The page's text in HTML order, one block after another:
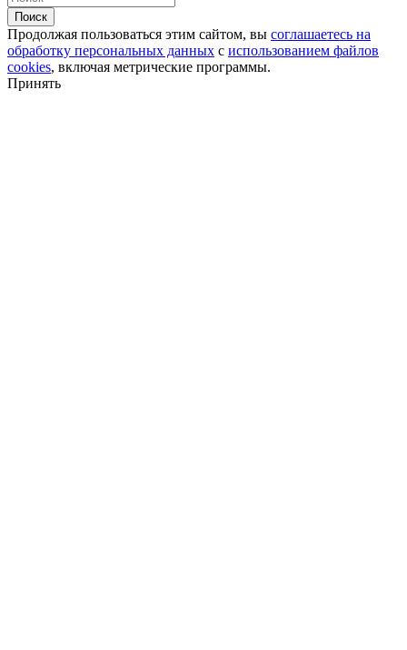
Поиск
Продолжая пользоваться этим сайтом, вы соглашаетесь на
обработку персональных данных с использованием файлов
cookies, включая метрические программы.
Принять